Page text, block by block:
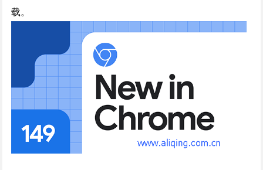
载。